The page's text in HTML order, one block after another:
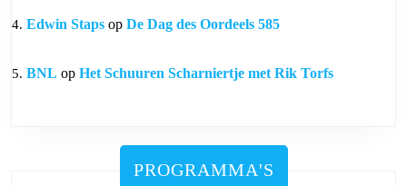
Edwin Staps op De Dag des Oordeels 585
BNL op Het Schuuren Scharniertje met Rik Torfs
PROGRAMMA'S